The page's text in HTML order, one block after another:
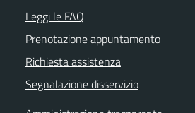
Leggi le FAQ
Prenotazione appuntamento
Richiesta assistenza
Segnalazione disservizio